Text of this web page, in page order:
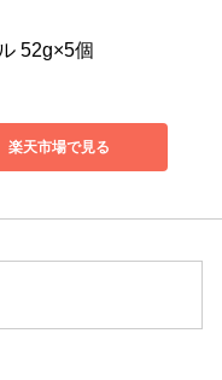
52g×5個
楽天市場で見る